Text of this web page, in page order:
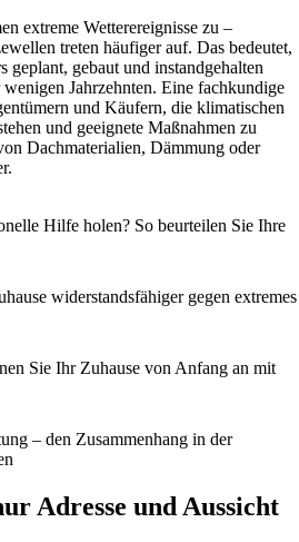
extreme Wetterereignisse zu –
treten häufiger auf. Das bedeutet,
geplant, gebaut und instandgehalten
Jahrzehnten. Eine fachkundige
und Käufern, die klimatischen
und geeignete Maßnahmen zu
Dachmaterialien, Dämmung oder
Hilfe holen? So beurteilen Sie Ihre
widerstandsfähiger gegen extremes
Sie Ihr Zuhause von Anfang an mit
– den Zusammenhang in der
Adresse und Aussicht